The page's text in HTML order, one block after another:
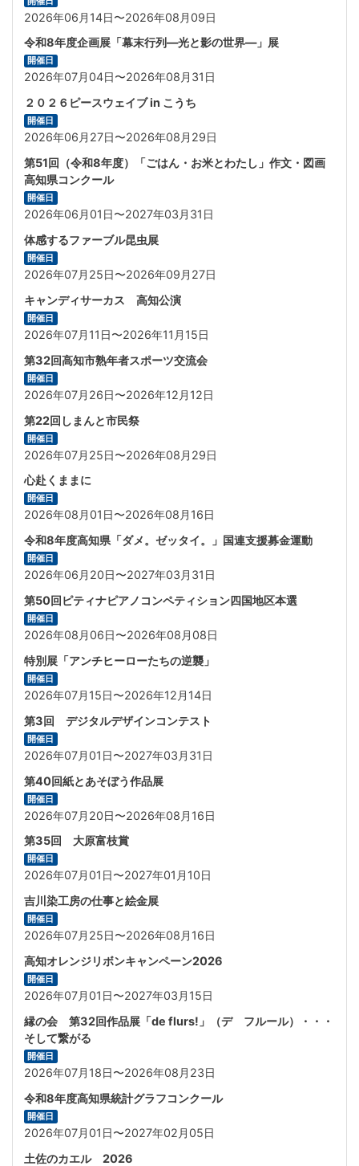
2026年06月14日〜2026年08月09日
令和8年度企画展「幕末行列―光と影の世界―」展
開催日
2026年07月04日〜2026年08月31日
２０２６ピースウェイブ in こうち
開催日
2026年06月27日〜2026年08月29日
第51回（令和8年度）「ごはん・お米とわたし」作文・図画
高知県コンクール
開催日
2026年06月01日〜2027年03月31日
体感するファーブル昆虫展
開催日
2026年07月25日〜2026年09月27日
キャンディサーカス 高知公演
開催日
2026年07月11日〜2026年11月15日
第32回高知市熟年者スポーツ交流会
開催日
2026年07月26日〜2026年12月12日
第22回しまんと市民祭
開催日
2026年07月25日〜2026年08月29日
心赴くままに
開催日
2026年08月01日〜2026年08月16日
令和8年度高知県「ダメ。ゼッタイ。」国連支援募金運動
開催日
2026年06月20日〜2027年03月31日
第50回ピティナピアノコンペティション四国地区本選
開催日
2026年08月06日〜2026年08月08日
特別展「アンチヒーローたちの逆襲」
開催日
2026年07月15日〜2026年12月14日
第3回 デジタルデザインコンテスト
開催日
2026年07月01日〜2027年03月31日
第40回紙とあそぼう作品展
開催日
2026年07月20日〜2026年08月16日
第35回 大原富枝賞
開催日
2026年07月01日〜2027年01月10日
吉川染工房の仕事と絵金展
開催日
2026年07月25日〜2026年08月16日
高知オレンジリボンキャンペーン2026
開催日
2026年07月01日〜2027年03月15日
縁の会 第32回作品展「de flurs!」（デ フルール）・・・
そして繋がる
開催日
2026年07月18日〜2026年08月23日
令和8年度高知県統計グラフコンクール
開催日
2026年07月01日〜2027年02月05日
土佐のカエル 2026